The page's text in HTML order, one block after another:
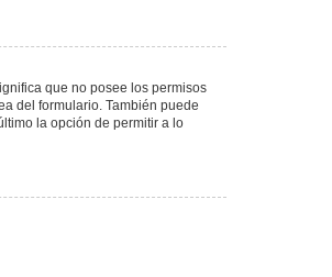
que no posee los permisos
del formulario. También puede
la opción de permitir a lo